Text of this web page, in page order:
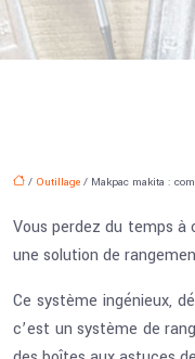
/ Outillage / Makpac makita :
Vous perdez du temps à
une solution de
Ce système ingénieux,
c’est un système de